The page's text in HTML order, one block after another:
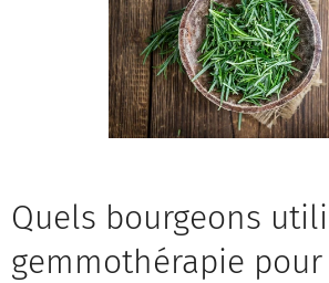
Quels bourgeons
gemmothérapie